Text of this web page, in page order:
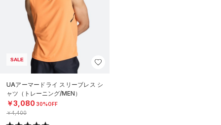
SALE
UAアーマードライ スリーブレス シ
ャツ（トレーニング/MEN）
￥3,080 30%OFF
￥4,400